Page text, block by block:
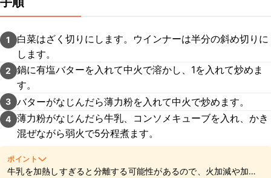
1
白菜はざく切りにします。ウインナーは半分の斜め切りに
します。
2
鍋に有塩バターを入れて中火で溶かし、1を入れて炒めま
す。
3 バターがなじんだら薄力粉を入れて中火で炒めます。
4 薄力粉がなじんだら牛乳、コンソメキューブを入れ、かき
混ぜながら弱火で5分程煮ます。
ポイント
牛乳を加熱しすぎると分離する可能性があるので、火加減や加熱